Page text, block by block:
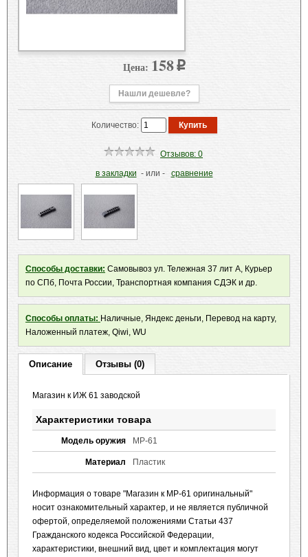
Цена: 158p
Нашли дешевле?
Количество:
Отзывов: 0
в закладки - или - сравнение
Способы доставки: Самовывоз ул. Тележная 37 лит А, Курьер
по СПб, Почта России, Транспортная компания СДЭК и др.
Способы оплаты: Наличные, Яндекс деньги, Перевод на карту,
Наложенный платеж, Qiwi, WU
Описание Отзывы (0)
Магазин к ИЖ 61 заводской
Характеристики товара
Модель оружия МР-61
Материал Пластик
Информация о товаре "Магазин к МР-61 оригинальный"
носит ознакомительный характер, и не является публичной
офертой, определяемой положениями Статьи 437
Гражданского кодекса Российской Федерации,
характеристики, внешний вид, цвет и комплектация могут